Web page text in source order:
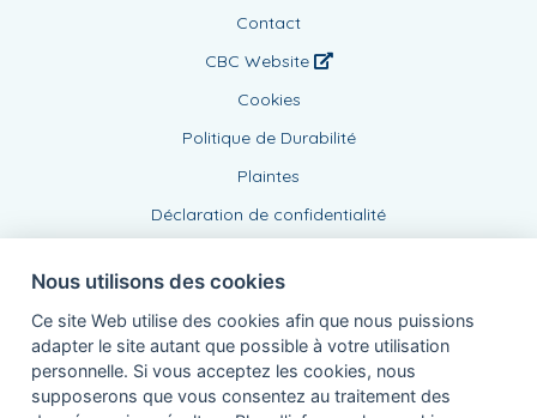
Contact
CBC Website
Cookies
Politique de Durabilité
Plaintes
Déclaration de confidentialité
Agent lié, BE1006008477
Nous utilisons des cookies
Ce site Web utilise des cookies afin que nous puissions
adapter le site autant que possible à votre utilisation
personnelle. Si vous acceptez les cookies, nous
supposerons que vous consentez au traitement des